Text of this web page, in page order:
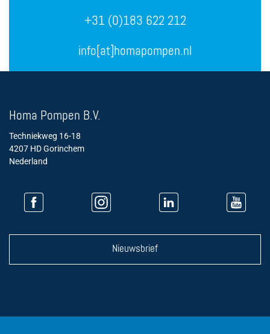
+31 (0)183 622 212
info[at]homapompen.nl
Homa Pompen B.V.
Techniekweg 16-18
4207 HD Gorinchem
Nederland
Nieuwsbrief